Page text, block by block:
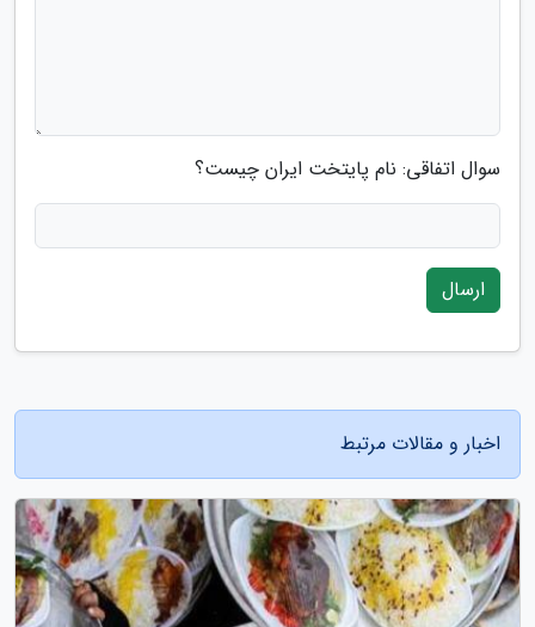
سوال اتفاقی: نام پایتخت ایران چیست؟
ارسال
اخبار و مقالات مرتبط